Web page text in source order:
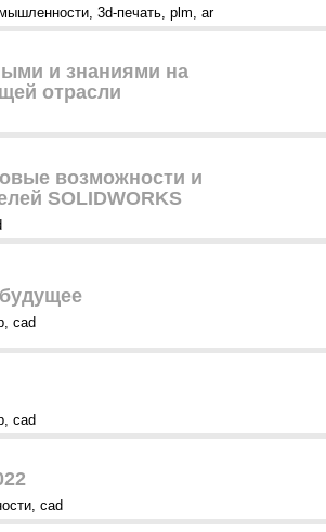
, 3d-печать, plm, ar
и знаниями на
отрасли
возможности и
SOLIDWORKS
, cad
, cad
, cad